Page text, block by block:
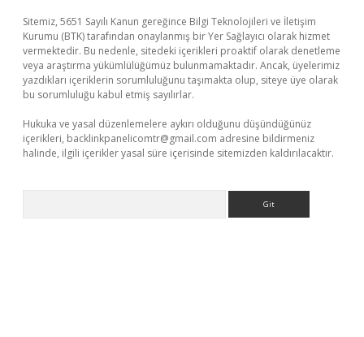
Sitemiz, 5651 Sayılı Kanun gereğince Bilgi Teknolojileri ve İletişim
Kurumu (BTK) tarafından onaylanmış bir Yer Sağlayıcı olarak hizmet
vermektedir. Bu nedenle, sitedeki içerikleri proaktif olarak denetleme
veya araştırma yükümlülüğümüz bulunmamaktadır. Ancak, üyelerimiz
yazdıkları içeriklerin sorumluluğunu taşımakta olup, siteye üye olarak
bu sorumluluğu kabul etmiş sayılırlar.
Hukuka ve yasal düzenlemelere aykırı olduğunu düşündüğünüz
içerikleri, backlinkpanelicomtr@gmail.com adresine bildirmeniz
halinde, ilgili içerikler yasal süre içerisinde sitemizden kaldırılacaktır.